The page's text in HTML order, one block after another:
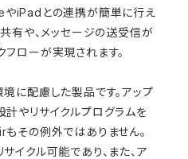
やiPadとの連携が簡単に行え
共有や、メッセージの送受信が
ローが実現されます。
に配慮した製品です。アップ
やリサイクルプログラムを
その例外ではありません。
イクル可能であり、また、ア